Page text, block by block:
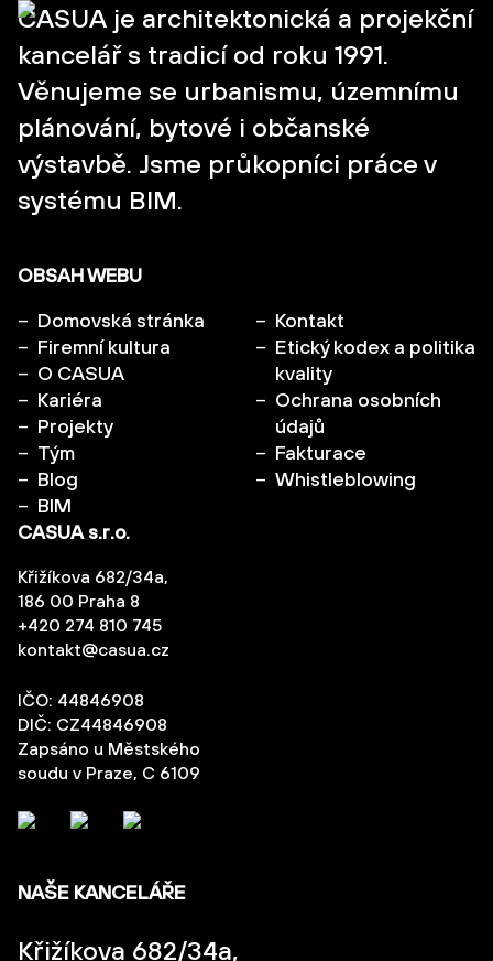
CASUA je architektonická a projekční
kancelář s tradicí od roku 1991.
Věnujeme se urbanismu, územnímu
plánování, bytové i občanské
výstavbě. Jsme průkopníci práce v
systému BIM.
CASUA s.r.o.
Křižíkova 682/34a,
186 00 Praha 8
+420 274 810 745
kontakt@casua.cz
IČO: 44846908
DIČ: CZ44846908
Zapsáno u Městského
soudu v Praze, C 6109
OBSAH WEBU
Domovská stránka
Firemní kultura
O CASUA
Kariéra
Projekty
Tým
Blog
BIM
Kontakt
Etický kodex a politika
kvality
Ochrana osobních
údajů
Fakturace
Whistleblowing
NAŠE KANCELÁŘE
Křižíkova 682/34a,